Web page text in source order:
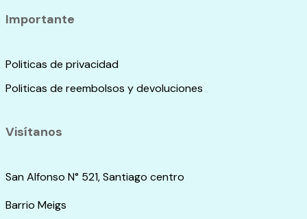
Importante
Politicas de privacidad
Politicas de reembolsos y devoluciones
Visítanos
San Alfonso N° 521, Santiago centro
Barrio Meigs